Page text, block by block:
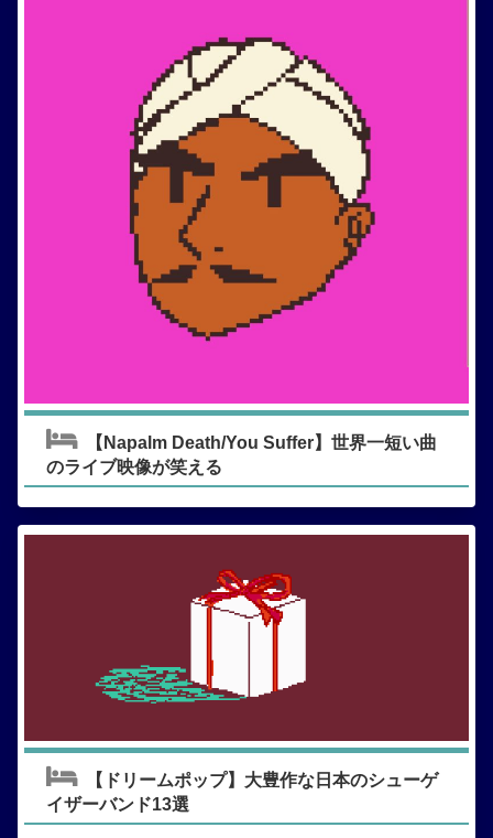
【Napalm Death/You Suffer】世界一短い曲
のライブ映像が笑える
【ドリームポップ】大豊作な日本のシューゲ
イザーバンド13選